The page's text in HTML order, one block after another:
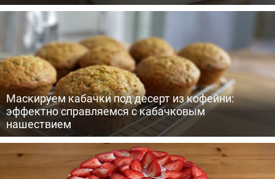
Маскируем кабачки под десерт из кофейни:
эффектно справляемся с кабачковым
нашествием